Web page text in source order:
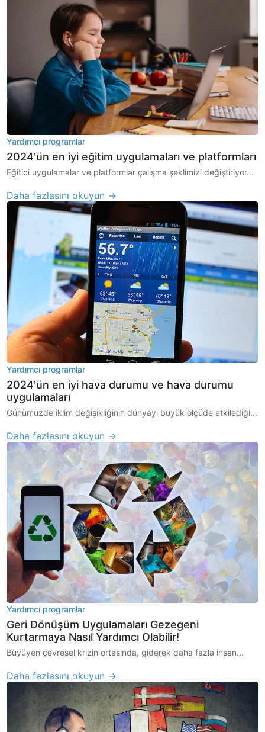
Yardımcı programlar
2024'ün en iyi eğitim uygulamaları ve platformları
Eğitici uygulamalar ve platformlar çalışma şeklimizi değiştiriyor...
Daha fazlasını okuyun →
Yardımcı programlar
2024'ün en iyi hava durumu ve hava durumu
uygulamaları
Günümüzde iklim değişikliğinin dünyayı büyük ölçüde etkilediği...
Daha fazlasını okuyun →
Yardımcı programlar
Geri Dönüşüm Uygulamaları Gezegeni
Kurtarmaya Nasıl Yardımcı Olabilir!
Büyüyen çevresel krizin ortasında, giderek daha fazla insan...
Daha fazlasını okuyun →